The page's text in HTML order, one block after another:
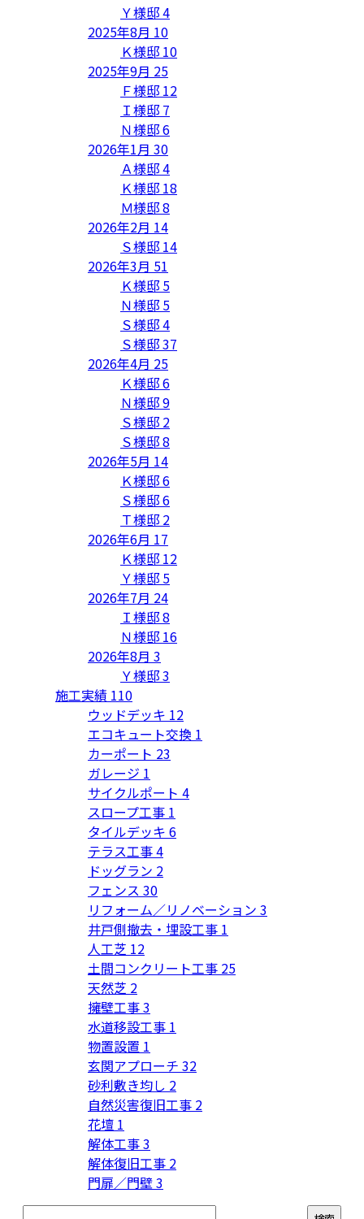
Ｙ様邸4
2025年8月 10
Ｋ様邸 10
2025年9月 25
Ｆ様邸 12
Ｉ様邸 7
Ｎ様邸6
2026年1月 30
Ａ様邸4
Ｋ様邸 18
Ｍ様邸8
2026年2月 14
Ｓ様邸 14
2026年3月 51
Ｋ様邸 5
Ｎ様邸 5
Ｓ様邸4
Ｓ様邸37
2026年4月 25
Ｋ様邸6
Ｎ様邸9
Ｓ様邸 2
Ｓ様邸8
2026年5月 14
Ｋ様邸6
Ｓ様邸6
Ｔ様邸 2
2026年6月 17
Ｋ様邸 12
Ｙ様邸 5
2026年7月 24
Ｉ様邸8
Ｎ様邸 16
2026年8月 3
Ｙ様邸3
施工実績 110
ウッドデッキ 12
エコキュート交換 1
カーポート 23
ガレージ 1
サイクルポート 4
スロープ工事 1
タイルデッキ 6
テラス工事4
ドッグラン 2
フェンス 30
リフォーム／リノベーション 3
井戸側撤去・埋設工事 1
人工芝 12
土間コンクリート工事 25
天然芝 2
擁壁工事3
水道移設工事 1
物置設置 1
玄関アプローチ 32
砂利敷き均し 2
自然災害復旧工事 2
花壇 1
解体工事3
解体復旧工事 2
門扉／門壁3